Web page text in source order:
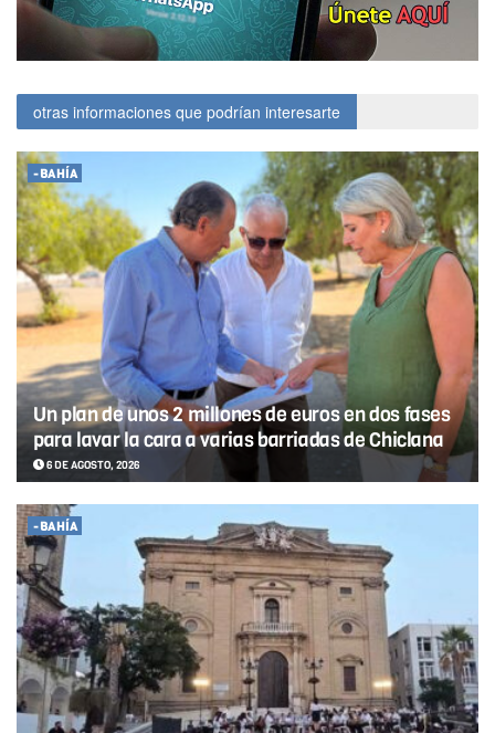
otras informaciones que podrían interesarte
-BAHÍA
Un plan de unos 2 millones de euros en dos fases
para lavar la cara a varias barriadas de Chiclana
6 DE AGOSTO, 2026
-BAHÍA